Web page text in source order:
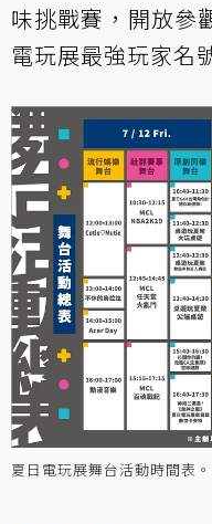
味挑戰賽，開放參
電玩展最強玩家名
夏日電玩展舞台活動時間表。